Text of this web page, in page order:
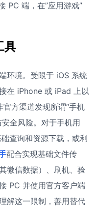
PC 端，在”应用游戏”
具
环境。受限于 iOS 系统
在 iPhone 或 iPad 上以
方渠道发现所谓“手机
全风险。对于手机用
查询和资源下载，或利
配合实现基础文件传
微信数据）、刷机、验
PC 并使用官方客户端
解这一限制，善用替代